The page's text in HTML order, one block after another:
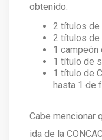
obtenido:
2 títulos de
2 títulos de
1
1 título de
1 título de
hasta 1 de
Cabe mencionar
ida de la